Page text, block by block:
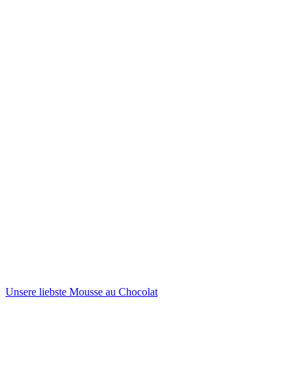
Unsere liebste Mousse au Chocolat